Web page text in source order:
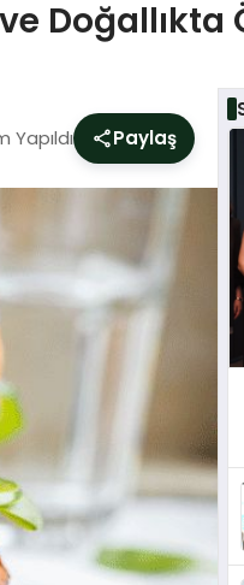
Doğallıkta
Yapıldı Paylaş